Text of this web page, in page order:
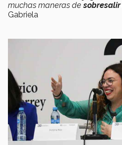
muchas maneras desobresalir
Gabriela